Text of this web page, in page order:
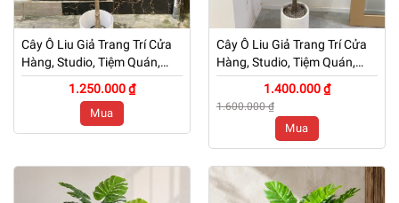
Cây Ô Liu Giả Trang Trí Cửa
Hàng, Studio, Tiệm Quán,
Văn Phòng, Nhà Cửa – Cao
160cm – Mã: PN-CG006
1.250.000 ₫
Mua
Cây Ô Liu Giả Trang Trí Cửa
Hàng, Studio, Tiệm Quán,
Văn Phòng, Nhà Cửa – Cao
160cm – Mã: PN-CG006
1.400.000 ₫
1.600.000 ₫
Mua